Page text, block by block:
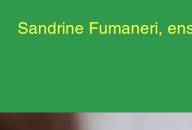
Sandrine Fumaneri,